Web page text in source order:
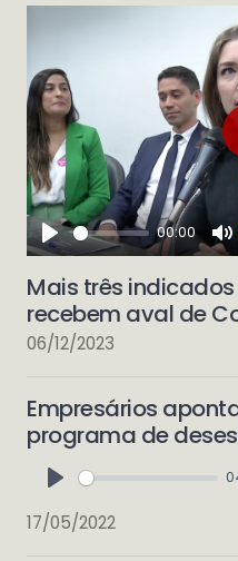
Play
00:00
Mais três
recebem aval de
06/12/2023
Empresários
programa de
17/05/2022